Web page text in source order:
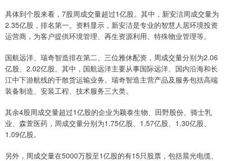
具体到个股来看，7股周成交量超过1亿股。其中，新安洁周成交量为
2.35亿股，排名第一。资料显示，新安洁是专业的智慧人居环境投资
运营商，为客户提供环境管理、再生资源利用、特殊物业管理等。
国航远洋、瑞奇智造排在第二、三位雅休配资，周成交量分别为2.06
亿股、2.02亿股。其中，国航远洋主要从事国际远洋、国内沿海和长
江中下游航线的干散货运输业务。瑞奇智造主营产品及服务包括高端
装备制造、安装工程、技术服务三大类。
其余4股周成交量超过1亿股的企业为颖泰生物、田野股份、骑士乳
业、森萱医药，周成交量分别为1.75亿股、1.57亿股、1.30亿股、
1.09亿股。
另外，周成交量在5000万股至1亿股的有15只股票，包括晨光电缆、